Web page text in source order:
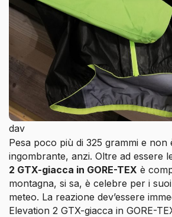
dav
Pesa poco più di 325 grammi e non
ingombrante, anzi. Oltre ad essere
2 GTX-giacca in GORE-TEX è
montagna, si sa, è celebre per i
meteo. La reazione dev’essere
Elevation 2 GTX-giacca in GORE-